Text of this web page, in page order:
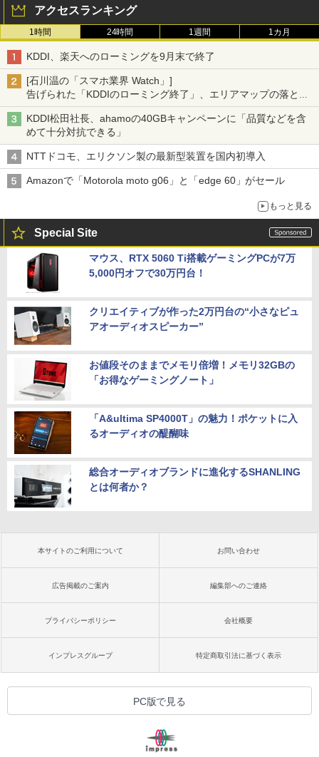
アクセスランキング
1時間 24時間 1週間 1カ月
KDDI、楽天へのローミングを9月末で終了
[石川温の「スマホ業界 Watch」]
告げられた「KDDIのローミング終了」、エリアマップの落とし
穴と楽天モバイルの課題
KDDI松田社長、ahamoの40GBキャンペーンに「品質などを含
めて十分対抗できる」
NTTドコモ、エリクソン製の最新型装置を国内初導入
Amazonで「Motorola moto g06」と「edge 60」がセール
もっと見る
Special Site
マウス、RTX 5060 Ti搭載ゲーミングPCが7万
5,000円オフで30万円台！
クリエイティブが作った2万円台の“小さなピュ
アオーディオスピーカー”
お値段そのままでメモリ倍増！メモリ32GBの
「お得なゲーミングノート」
「A&ultima SP4000T」の魅力！ポケットに入
るオーディオの醍醐味
総合オーディオブランドに進化するSHANLING
とは何者か？
本サイトのご利用について お問い合わせ
広告掲載のご案内 編集部へのご連絡
プライバシーポリシー 会社概要
インプレスグループ 特定商取引法に基づく表示
PC版で見る